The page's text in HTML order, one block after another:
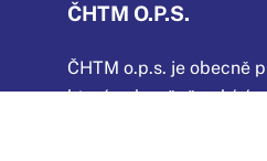
ČHTM O.P.S.
ČHTM o.p.s. je obecně
která celoročně nabízí